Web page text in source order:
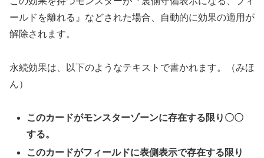
ールドを離れる』などされた場合、自動的に効果の適用が
解除されます。
永続効果は、以下のようなテキストで書かれます。（みほ
ん）
このカードがモンスターゾーンに存在する限り〇〇
する。
このカードがフィールドに表側表示で存在する限り